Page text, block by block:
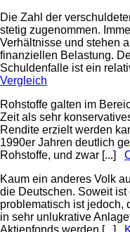
Die Zahl der
stetig zugenommen.
Verhältnisse und stehen
finanziellen Belastung.
Schuldenfalle ist ein
Vergleich
Rohstoffe galten im
Zeit als sehr
Rendite erzielt werden
1990er Jahren deutlich
Rohstoffe, und zwar [...]
Kaum ein anderes Volk
die Deutschen. Soweit
problematisch ist jedoch,
in sehr unlukrative
Aktienfonds werden [...]